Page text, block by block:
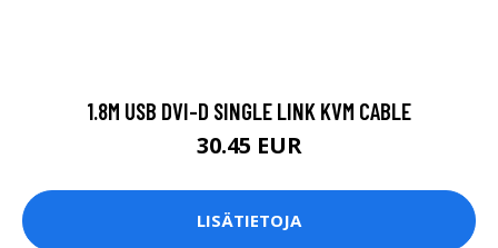
1.8M USB DVI-D SINGLE LINK KVM CABLE
30.45 EUR
LISÄTIETOJA